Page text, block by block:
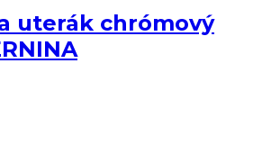
uterák chrómový